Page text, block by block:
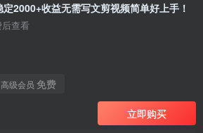
2000+收益无需写文剪视频简单好上手！
查看
高级会员 免费
立即购买